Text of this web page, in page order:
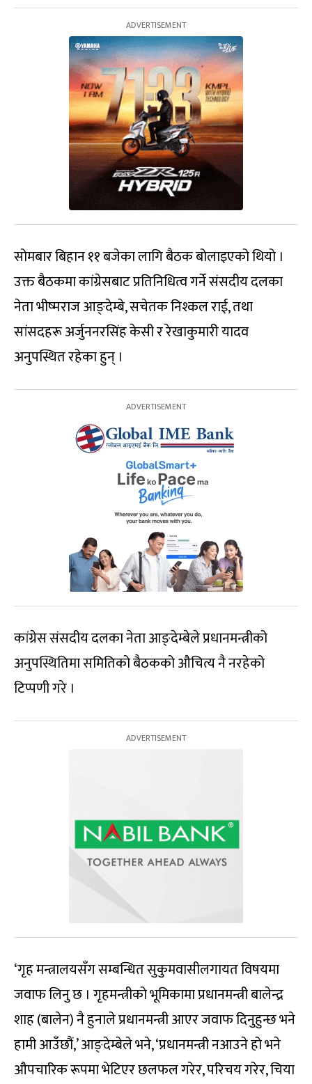
सोमबार बिहान ११ बजेका लागि बैठक बोलाइएको थियो ।
उक्त बैठकमा कांग्रेसबाट प्रतिनिधित्व गर्ने संसदीय दलका
नेता भीष्मराज आङ्देम्बे, सचेतक निश्कल राई, तथा
सांसदहरू अर्जुननरसिंह केसी र रेखाकुमारी यादव
अनुपस्थित रहेका हुन् ।
कांग्रेस संसदीय दलका नेता आङ्देम्बेले प्रधानमन्त्रीको
अनुपस्थितिमा समितिको बैठकको औचित्य नै नरहेको
टिप्पणी गरे ।
‘गृह मन्त्रालयसँग सम्बन्धित सुकुमवासीलगायत विषयमा
जवाफ लिनु छ । गृहमन्त्रीको भूमिकामा प्रधानमन्त्री बालेन्द्र
शाह (बालेन) नै हुनाले प्रधानमन्त्री आएर जवाफ दिनुहुन्छ भने
हामी आउँछौं,’ आङ्देम्बेले भने, ‘प्रधानमन्त्री नआउने हो भने
औपचारिक रूपमा भेटिएर छलफल गरेर, परिचय गरेर, चिया